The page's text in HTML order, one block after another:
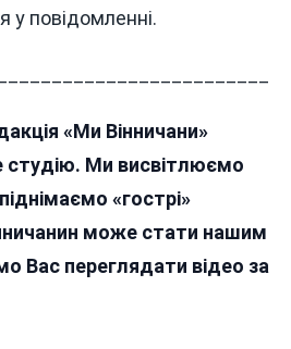
у повідомленні.
«Ми Вінничани»
студію. Ми висвітлюємо
«гострі»
може стати нашим
Вас переглядати відео за